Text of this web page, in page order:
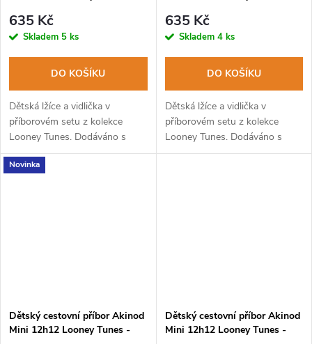
635 Kč
Skladem 5 ks
DO KOŠÍKU
Dětská lžíce a vidlička v
příborovém setu z kolekce
Looney Tunes. Dodáváno s
pevným PP pouzdrem. Lze mýt
v myčce na nádobí.
635 Kč
Skladem 4 ks
DO KOŠÍKU
Dětská lžíce a vidlička v
příborovém setu z kolekce
Looney Tunes. Dodáváno s
pevným PP pouzdrem. Lze mýt
Novinka
Dětský cestovní příbor Akinod
Mini 12h12 Looney Tunes -
Dětský cestovní příbor Akinod
Mini 12h12 Looney Tunes -